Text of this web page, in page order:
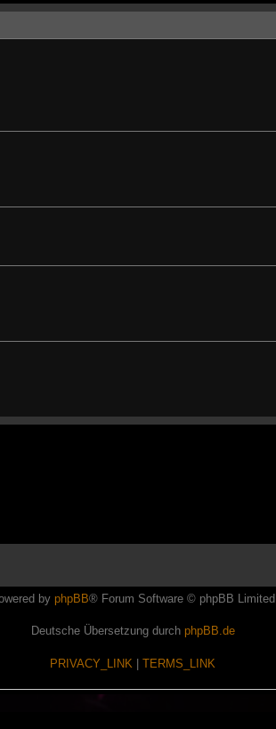
by phpBB® Forum Software © phpBB Limited
Deutsche Übersetzung durch phpBB.de
PRIVACY_LINK TERMS_LINK